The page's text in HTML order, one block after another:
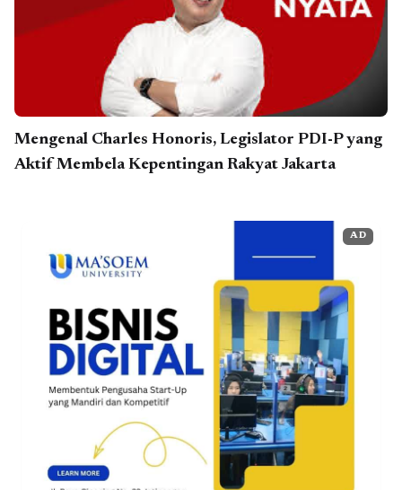
Mengenal Charles Honoris, Legislator PDI-P yang
Aktif Membela Kepentingan Rakyat Jakarta
AD